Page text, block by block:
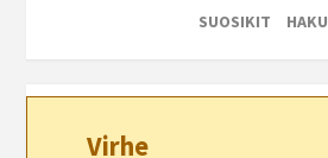
SUOSIKIT
HAKU
Virhe